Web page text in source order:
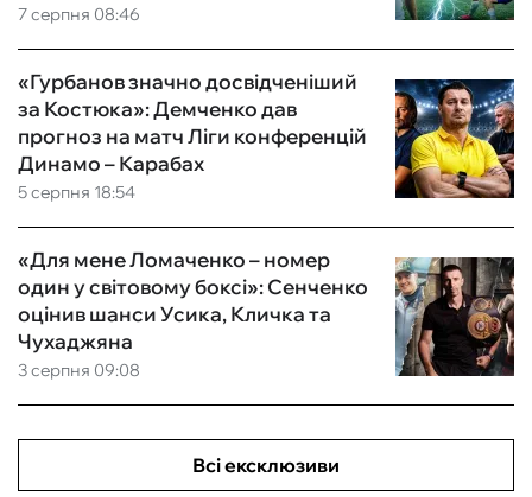
7 серпня 08:46
5 серпня 18:54
«Гурбанов значно досвідченіший
за Костюка»: Демченко дав
прогноз на матч Ліги конференцій
Динамо – Карабах
3 серпня 09:08
«Для мене Ломаченко – номер
один у світовому боксі»: Сенченко
оцінив шанси Усика, Кличка та
Чухаджяна
Всі ексклюзиви